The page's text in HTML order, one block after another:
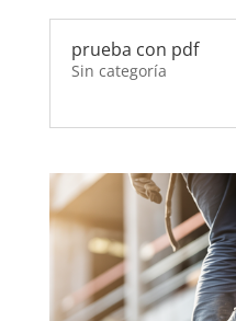
prueba con pdf
Sin categoría